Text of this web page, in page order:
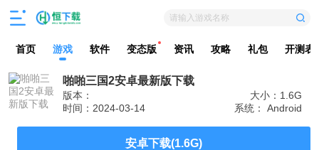
请输入游戏名称
首页 游戏 软件 变态版 资讯 攻略 礼包 开测表
啪啪三国2安卓最新版下载
版本：
大小：1.6G
时间：2024-03-14
系统： Android
安卓下载(1.6G)